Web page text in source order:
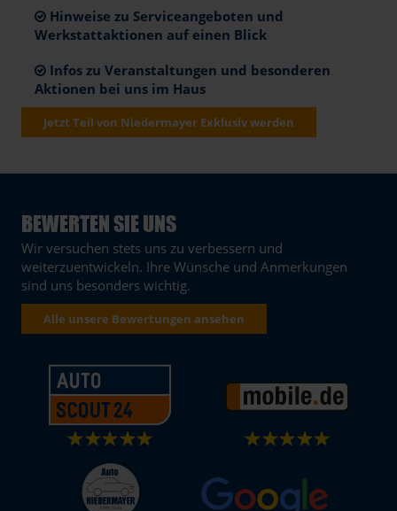
Hinweise zu Serviceangeboten und
Werkstattaktionen auf einen Blick
Infos zu Veranstaltungen und besonderen
Aktionen bei uns im Haus
Jetzt Teil von Niedermayer Exklusiv werden
BEWERTEN SIE UNS
Wir versuchen stets uns zu verbessern und
weiterzuentwickeln. Ihre Wünsche und Anmerkungen
sind uns besonders wichtig.
Alle unsere Bewertungen ansehen